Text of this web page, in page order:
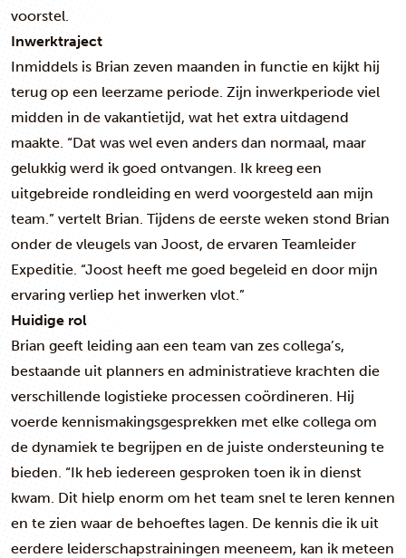
voorstel.
Inwerktraject
Inmiddels is Brian zeven maanden in functie en kijkt hij
terug op een leerzame periode. Zijn inwerkperiode viel
midden in de vakantietijd, wat het extra uitdagend
maakte. “Dat was wel even anders dan normaal, maar
gelukkig werd ik goed ontvangen. Ik kreeg een
uitgebreide rondleiding en werd voorgesteld aan mijn
team.” vertelt Brian. Tijdens de eerste weken stond Brian
onder de vleugels van Joost, de ervaren Teamleider
Expeditie. “Joost heeft me goed begeleid en door mijn
ervaring verliep het inwerken vlot.”
Huidige rol
Brian geeft leiding aan een team van zes collega’s,
bestaande uit planners en administratieve krachten die
verschillende logistieke processen coördineren. Hij
voerde kennismakingsgesprekken met elke collega om
de dynamiek te begrijpen en de juiste ondersteuning te
bieden. “Ik heb iedereen gesproken toen ik in dienst
kwam. Dit hielp enorm om het team snel te leren kennen
en te zien waar de behoeftes lagen. De kennis die ik uit
eerdere leiderschapstrainingen meeneem, kan ik meteen